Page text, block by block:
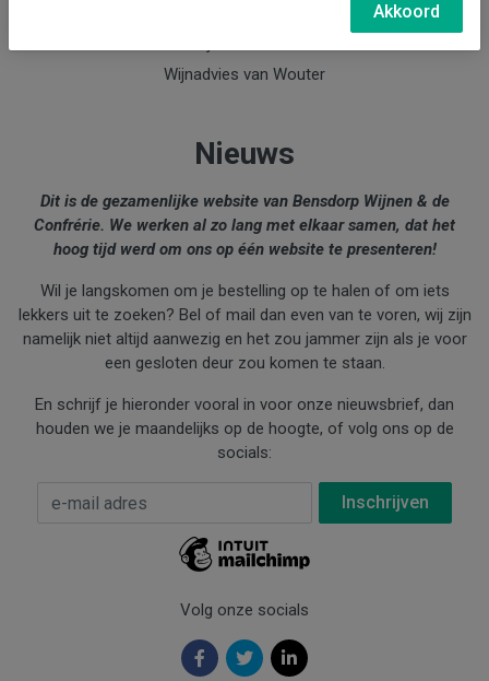
Wijnadvies van Wouter
Nieuws
Dit is de gezamenlijke website van Bensdorp Wijnen & de
Confrérie. We werken al zo lang met elkaar samen, dat het
hoog tijd werd om ons op één website te presenteren!
Wil je langskomen om je bestelling op te halen of om iets
lekkers uit te zoeken? Bel of mail dan even van te voren, wij zijn
namelijk niet altijd aanwezig en het zou jammer zijn als je voor
een gesloten deur zou komen te staan.
En schrijf je hieronder vooral in voor onze nieuwsbrief, dan
houden we je maandelijks op de hoogte, of volg ons op de
socials:
E-mail Adres
Volg onze socials
Akkoord